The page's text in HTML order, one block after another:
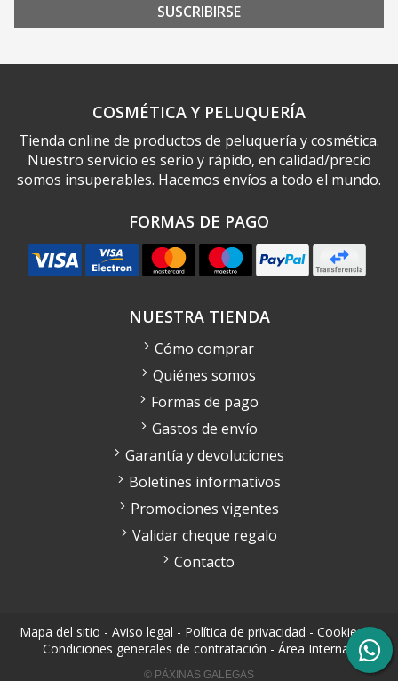
SUSCRIBIRSE
COSMÉTICA Y PELUQUERÍA
Tienda online de productos de peluquería y cosmética.
Nuestro servicio es serio y rápido, en calidad/precio
somos insuperables. Hacemos envíos a todo el mundo.
FORMAS DE PAGO
NUESTRA TIENDA
Cómo comprar
Quiénes somos
Formas de pago
Gastos de envío
Garantía y devoluciones
Boletines informativos
Promociones vigentes
Validar cheque regalo
Contacto
Mapa del sitio - Aviso legal - Política de privacidad - Cookies-
Condiciones generales de contratación - Área Interna
© PÁXINAS GALEGAS